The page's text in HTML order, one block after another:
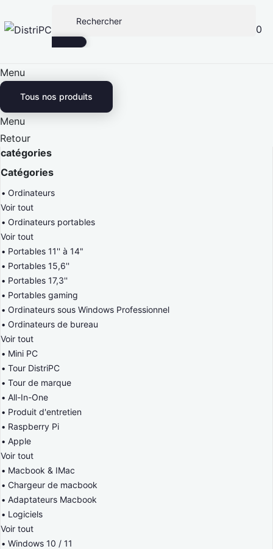
0
Menu
Tous nos produits
Menu
Retour
catégories
Catégories
Ordinateurs
Voir tout
Ordinateurs portables
Voir tout
Portables 11'' à 14"
Portables 15,6''
Portables 17,3''
Portables gaming
Ordinateurs sous Windows Professionnel
Ordinateurs de bureau
Voir tout
Mini PC
Tour DistriPC
Tour de marque
All-In-One
Produit d'entretien
Raspberry Pi
Apple
Voir tout
Macbook & IMac
Chargeur de macbook
Adaptateurs Macbook
Logiciels
Voir tout
Windows 10 / 11